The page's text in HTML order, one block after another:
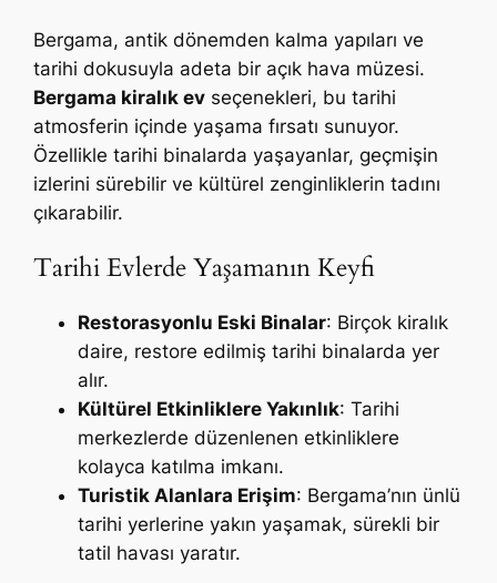
Bergama, antik dönemden kalma yapıları ve
tarihi dokusuyla adeta bir açık hava müzesi.
Bergama kiralık ev seçenekleri, bu tarihi
atmosferin içinde yaşama fırsatı sunuyor.
Özellikle tarihi binalarda yaşayanlar, geçmişin
izlerini sürebilir ve kültürel zenginliklerin tadını
çıkarabilir.
Tarihi Evlerde Yaşamanın Keyfi
Restorasyonlu Eski Binalar: Birçok kiralık
daire, restore edilmiş tarihi binalarda yer
alır.
Kültürel Etkinliklere Yakınlık: Tarihi
merkezlerde düzenlenen etkinliklere
kolayca katılma imkanı.
Turistik Alanlara Erişim: Bergama’nın ünlü
tarihi yerlerine yakın yaşamak, sürekli bir
tatil havası yaratır.